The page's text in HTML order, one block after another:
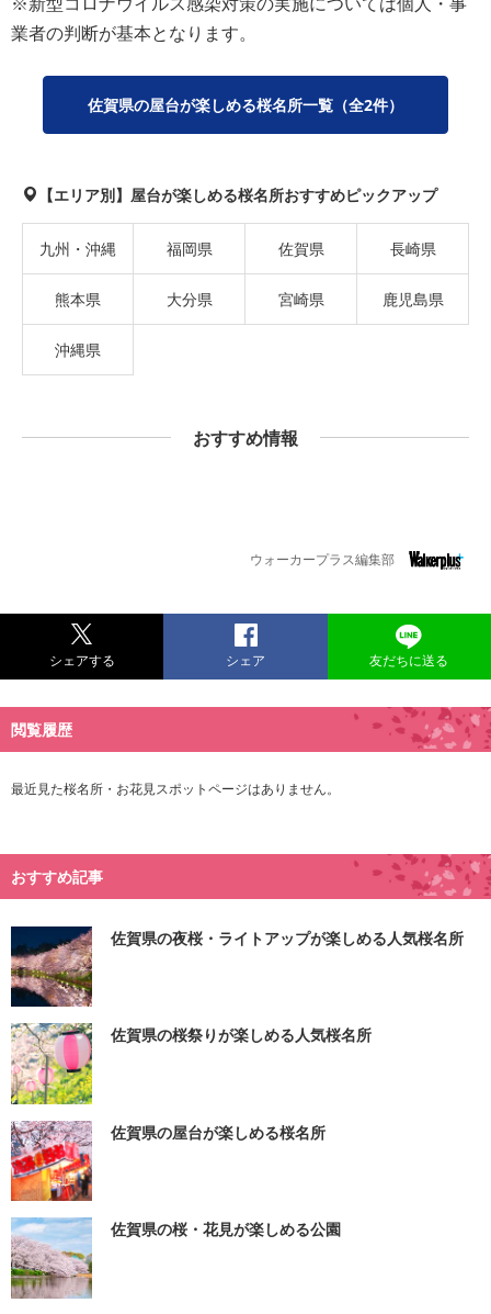
業者の判断が基本となります。
佐賀県の屋台が楽しめる桜名所一覧（全2件）
【エリア別】屋台が楽しめる桜名所おすすめピックアップ
九州・沖縄 福岡県 佐賀県 長崎県
熊本県 大分県 宮崎県 鹿児島県
沖縄県
おすすめ情報
ウォーカープラス編集部
シェアする シェア 友だちに送る
閲覧履歴
最近見た桜名所・お花見スポットページはありません。
おすすめ記事
佐賀県の夜桜・ライトアップが楽しめる人気桜名所
佐賀県の桜祭りが楽しめる人気桜名所
佐賀県の屋台が楽しめる桜名所
佐賀県の桜・花見が楽しめる公園